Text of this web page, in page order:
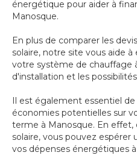
énergétique pour aider à
Manosque.
En plus de comparer les
solaire, notre site vous aide
votre système de chauffage
d'installation et les
Il est également essentiel
économies potentielles sur
terme à Manosque. En
solaire, vous pouvez
vos dépenses énergétiques